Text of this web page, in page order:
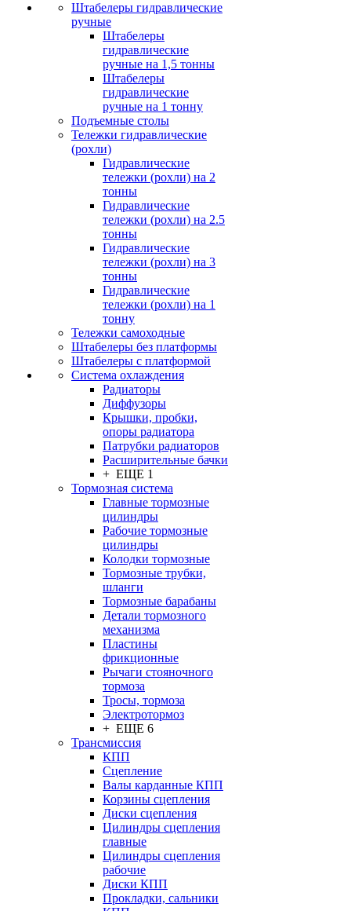
Штабелеры гидравлические
ручные
Штабелеры
гидравлические
ручные на 1,5 тонны
Штабелеры
гидравлические
ручные на 1 тонну
Подъемные столы
Тележки гидравлические
(рохли)
Гидравлические
тележки (рохли) на 2
тонны
Гидравлические
тележки (рохли) на 2.5
тонны
Гидравлические
тележки (рохли) на 3
тонны
Гидравлические
тележки (рохли) на 1
тонну
Тележки самоходные
Штабелеры без платформы
Штабелеры с платформой
Система охлаждения
Радиаторы
Диффузоры
Крышки, пробки,
опоры радиатора
Патрубки радиаторов
Расширительные бачки
+ ЕЩЕ 1
Тормозная система
Главные тормозные
цилиндры
Рабочие тормозные
цилиндры
Колодки тормозные
Тормозные трубки,
шланги
Тормозные барабаны
Детали тормозного
механизма
Пластины
фрикционные
Рычаги стояночного
тормоза
Тросы, тормоза
Электротормоз
+ ЕЩЕ 6
Трансмиссия
КПП
Сцепление
Валы карданные КПП
Корзины сцепления
Диски сцепления
Цилиндры сцепления
главные
Цилиндры сцепления
рабочие
Диски КПП
Прокладки, сальники